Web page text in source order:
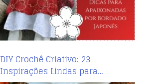
DIY Crochê Criativo: 23
Inspirações Lindas para…